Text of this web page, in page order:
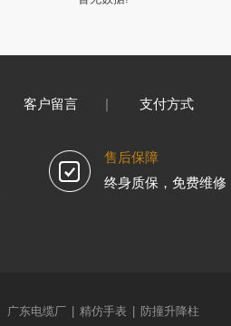
客户留言 支付方式
售后保障
终身质保，免费维修
广东电缆厂 精仿手表 防撞升降柱